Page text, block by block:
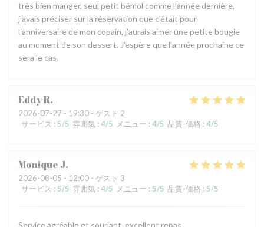
très bien manger, seul petit bémol comme l’année dernière,
j’avais préciser sur la réservation que c’était pour
l’anniversaire de mon copain, j’aurais aimer une petite bougie
au moment de son dessert. J’espère que l’année prochaine ce
sera le cas.
EddyR
2026-07-27 - 19:30 - ゲスト 2
サービス : 5/5 雰囲気 : 4/5 メニュー : 4/5 品質-価格 : 4/5
Monique J
2026-08-05 - 12:00 - ゲスト 3
サービス : 5/5 雰囲気 : 4/5 メニュー : 5/5 品質-価格 : 5/5